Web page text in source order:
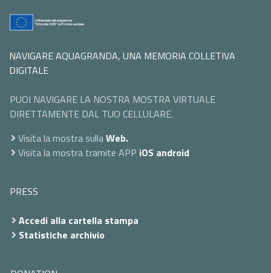
NAVIGARE AQUAGRANDA, UNA MEMORIA COLLETIVA
DIGITALE
PUOI NAVIGARE LA NOSTRA MOSTRA VIRTUALE
DIRETTAMENTE DAL TUO CELLULARE.
Visita la mostra sullaWeb.
Visita la mostra tramite APP iOS android
PRESS
Accedi alla cartella stampa
Statistiche archivio